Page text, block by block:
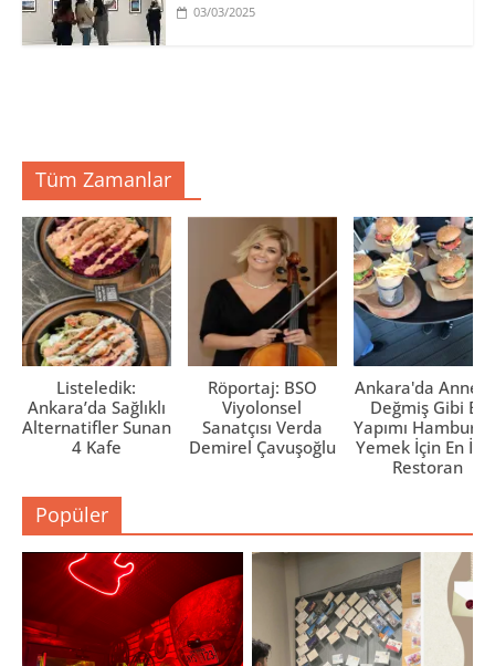
03/03/2025
Tüm Zamanlar
Listeledik:
Ankara’da Sağlıklı
Alternatifler Sunan
4 Kafe
Röportaj: BSO
Viyolonsel
Sanatçısı Verda
Demirel Çavuşoğlu
Ankara'da Anne
Değmiş Gibi Ev
Yapımı
Yemek İçin En İyi
Restoran
Popüler